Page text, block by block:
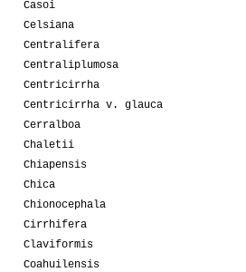
Casoi
Celsiana
Centralifera
Centraliplumosa
Centricirrha
Centricirrha v. glauca
Cerralboa
Chaletii
Chiapensis
Chica
Chionocephala
Cirrhifera
Claviformis
Coahuilensis